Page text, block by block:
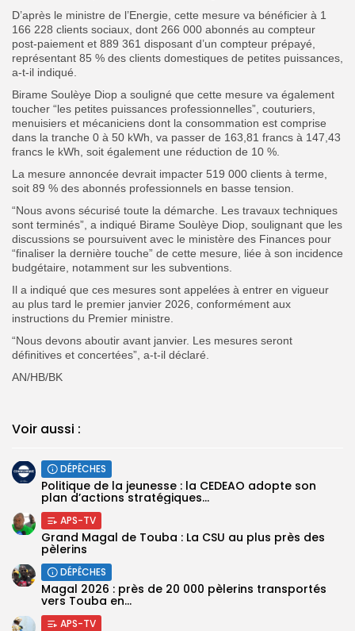
D’après le ministre de l’Energie, cette mesure va bénéficier à 1
166 228 clients sociaux, dont 266 000 abonnés au compteur
post-paiement et 889 361 disposant d’un compteur prépayé,
représentant 85 % des clients domestiques de petites puissances,
a-t-il indiqué.
Birame Soulèye Diop a souligné que cette mesure va également
toucher “les petites puissances professionnelles”, couturiers,
menuisiers et mécaniciens dont la consommation est comprise
dans la tranche 0 à 50 kWh, va passer de 163,81 francs à 147,43
francs le kWh, soit également une réduction de 10 %.
La mesure annoncée devrait impacter 519 000 clients à terme,
soit 89 % des abonnés professionnels en basse tension.
“Nous avons sécurisé toute la démarche. Les travaux techniques
sont terminés”, a indiqué Birame Soulèye Diop, soulignant que les
discussions se poursuivent avec le ministère des Finances pour
“finaliser la dernière touche” de cette mesure, liée à son incidence
budgétaire, notamment sur les subventions.
Il a indiqué que ces mesures sont appelées à entrer en vigueur
au plus tard le premier janvier 2026, conformément aux
instructions du Premier ministre.
“Nous devons aboutir avant janvier. Les mesures seront
définitives et concertées”, a-t-il déclaré.
AN/HB/BK
Voir aussi :
DÉPÊCHES
Politique de la jeunesse : la CEDEAO adopte son
plan d’actions stratégiques...
APS-TV
Grand Magal de Touba : La CSU au plus près des
pèlerins
DÉPÊCHES
Magal 2026 : près de 20 000 pèlerins transportés
vers Touba en...
APS-TV